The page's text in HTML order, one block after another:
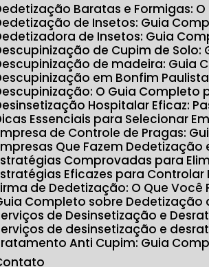
Dedetização Baratas e Formigas:
Dedetização de Insetos: Guia
Dedetizadora de Insetos: Guia
Descupinização de Cupim de
Descupinização de madeira: Guia
Descupinização em Bonfim
Descupinização: O Guia Completo
Desinsetização Hospitalar Eficaz:
Dicas Essenciais para Selecionar
Empresa de Controle de Pragas:
Empresas Que Fazem
Estratégias Comprovadas para
Estratégias Eficazes para
Firma de Dedetização: O Que
Guia Completo sobre Dedetização
Serviços de Desinsetização e
Serviços de desinsetização e
Tratamento Anti Cupim: Guia
Contato